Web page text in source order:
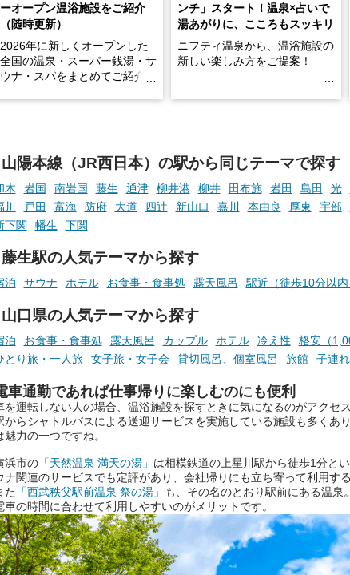
ーオープン温浴施設をご紹介
（随時更新）
2026年に新しくオープンした
全国の温泉・スーパー銭湯・サ
ウナ・スパをまとめてご紹介！
まったスポットが続々登場して
います。
現地取材記事もあわせて紹介し
ていますので、気になる施設は
ぜひチェックして次のおでかけ
先の参考にしてみてください
ンチ」スタート！温泉×占いで
湯あがりに、こころもスッキリ
ニフティ温泉から、温浴施設の
新しい楽しみ方をご提案！
手相やタロットなど気軽に楽し
める占いで、“ととのう”おふろ
時間を、もっと特別に。
山陽本線（JR西日本）の駅から同じテーマで探す
木 岩国 南岩国 藤生 通津 柳井港 柳井 田布施 岩田 島田 光
川
戸田 富海 防府 大道 四辻 新山口 嘉川 本由良 厚東 宇部
下関
幡生 下関
藤生駅の人気テーマから探す
泊 サウナ ホテル お食事・食事処 露天風呂 駅近（徒歩10分以内
山口県の人気テーマから探す
泊 お食事・食事処 露天風呂 カップル ホテル 冷え性 格安（
とり旅・一人旅
女子旅・女子会 貸切風呂、個室風呂 旅館 子連
車通勤であれば仕事帰りに楽しむのにも便利
を運転しない人の場合、温浴施設を探すときに気になるのがアクセ
からシャトルバスによる送迎サービスを実施している施設も多くあ
魅力の一つですね。
浜市の「天然温泉 満天の湯」 は相模鉄道の上星川駅から徒歩1分と
ナ関連のサービスでも定評があり、会社帰りにも立ち寄って利用す
た 「西武秩父駅前温泉 祭の湯」
も、その名のとおり駅前にある温
車の時間に合わせて利用しやすいのがメリットです。